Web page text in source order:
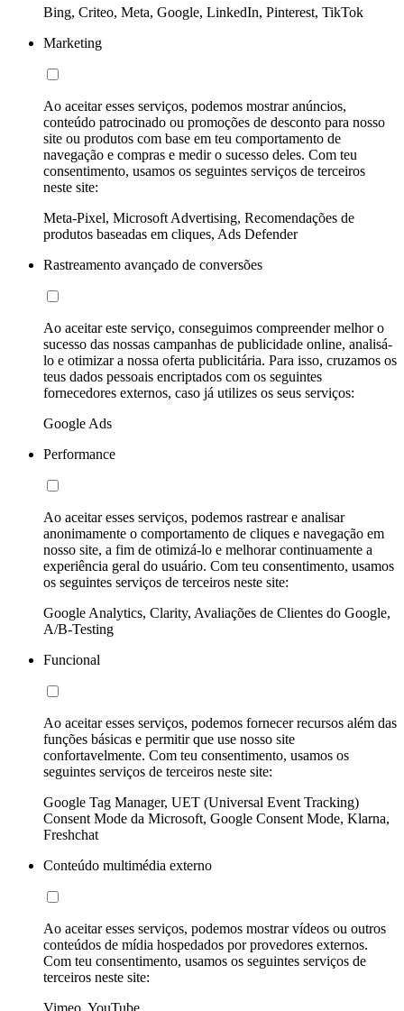
Bing, Criteo, Meta, Google, LinkedIn, Pinterest, TikTok
Marketing
Ao aceitar esses serviços, podemos mostrar anúncios,
conteúdo patrocinado ou promoções de desconto para nosso
site ou produtos com base em teu comportamento de
navegação e compras e medir o sucesso deles. Com teu
consentimento, usamos os seguintes serviços de terceiros
neste site:
Meta-Pixel, Microsoft Advertising, Recomendações de
produtos baseadas em cliques, Ads Defender
Rastreamento avançado de conversões
Ao aceitar este serviço, conseguimos compreender melhor o
sucesso das nossas campanhas de publicidade online, analisá-
lo e otimizar a nossa oferta publicitária. Para isso, cruzamos os
teus dados pessoais encriptados com os seguintes
fornecedores externos, caso já utilizes os seus serviços:
Google Ads
Performance
Ao aceitar esses serviços, podemos rastrear e analisar
anonimamente o comportamento de cliques e navegação em
nosso site, a fim de otimizá-lo e melhorar continuamente a
experiência geral do usuário. Com teu consentimento, usamos
os seguintes serviços de terceiros neste site:
Google Analytics, Clarity, Avaliações de Clientes do Google,
A/B-Testing
Funcional
Ao aceitar esses serviços, podemos fornecer recursos além das
funções básicas e permitir que use nosso site
confortavelmente. Com teu consentimento, usamos os
seguintes serviços de terceiros neste site:
Google Tag Manager, UET (Universal Event Tracking)
Consent Mode da Microsoft, Google Consent Mode, Klarna,
Freshchat
Conteúdo multimédia externo
Ao aceitar esses serviços, podemos mostrar vídeos ou outros
conteúdos de mídia hospedados por provedores externos.
Com teu consentimento, usamos os seguintes serviços de
terceiros neste site:
Vimeo, YouTube